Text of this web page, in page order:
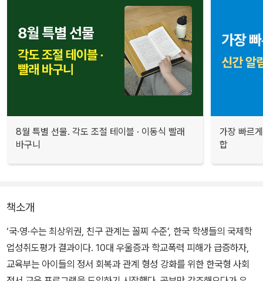
8월 특별 선물. 각도 조절 테이블 · 이동식 빨래
바구니
가장 빠르
합
책소개
‘국·영·수는 최상위권, 친구 관계는 꼴찌 수준’, 한국 학생들의 국제학
업성취도평가 결과이다. 10대 우울증과 학교폭력 피해가 급증하자,
교육부는 아이들의 정서 회복과 관계 형성 강화를 위한 한국형 사회